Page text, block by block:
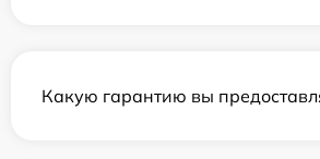
Какую гарантию вы